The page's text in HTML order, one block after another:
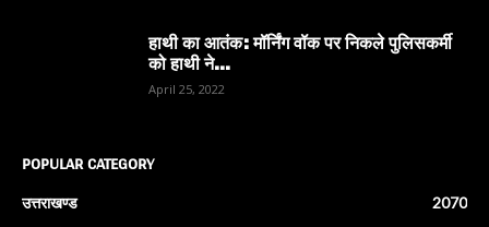
हाथी का आतंक: मॉर्निंग वॉक पर निकले पुलिसकर्मी
को हाथी ने...
April 25, 2022
POPULAR CATEGORY
उत्तराखण्ड
2070